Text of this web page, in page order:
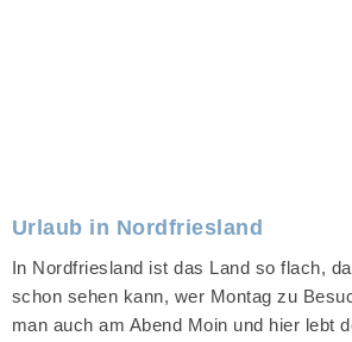
Urlaub in Nordfriesland
In Nordfriesland ist das Land so flach,
schon sehen kann, wer Montag zu
man auch am Abend Moin und hier lebt